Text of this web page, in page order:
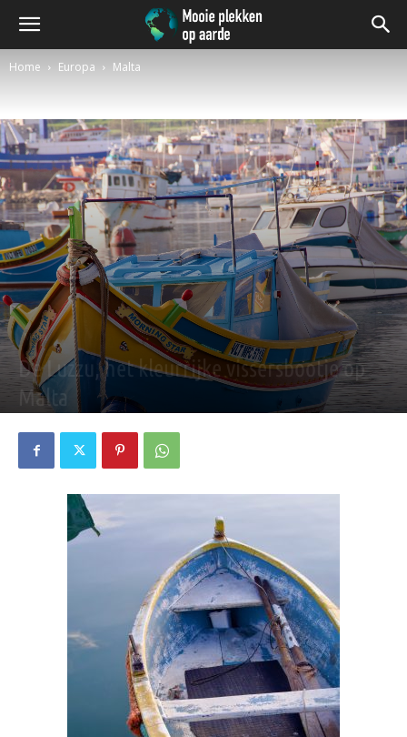
Home Europa Malta
Malta
De Luzzu, het kleurrijke vissersbootje op
Malta